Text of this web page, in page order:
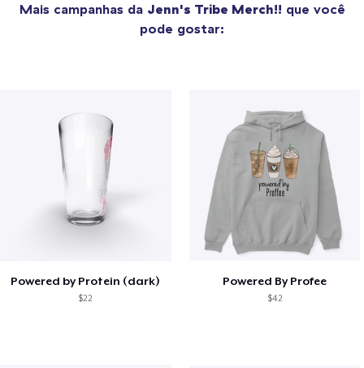
Mais campanhas da Jenn's Tribe Merch!! que você
pode gostar:
Powered by Protein (dark)
$22
Powered By Profee
$42